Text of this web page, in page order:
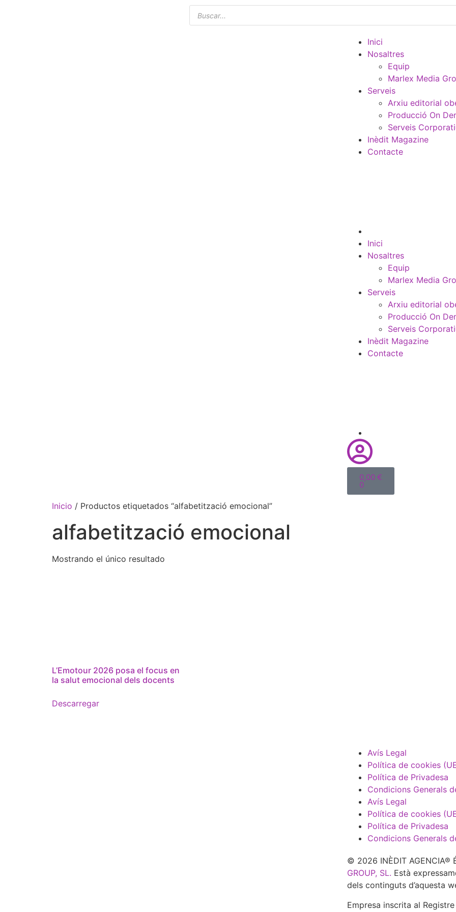
Inici
Nosaltres
Equip
Marlex Media
Serveis
Arxiu editorial
Producció On
Serveis
Inèdit Magazine
Contacte
Inici
Nosaltres
Equip
Marlex Media
Serveis
Arxiu editorial
Producció On
Serveis
Inèdit Magazine
Contacte
0,00 €
0
Inicio / Productos etiquetados “alfabetització emocional”
alfabetització emocional
Mostrando el único resultado
L’Emotour 2026 posa el focus en
la salut emocional dels docents
Descarregar
Avís Legal
Política de cookies
Política de Privadesa
Condicions Generals
Avís Legal
Política de cookies
Política de Privadesa
Condicions Generals
© 2026 INÈDIT AGENCIA®
GROUP, SL. Està
dels continguts d’aquesta
Empresa inscrita al